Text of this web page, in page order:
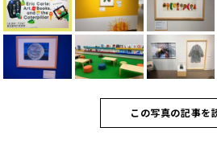
この写真の記事を